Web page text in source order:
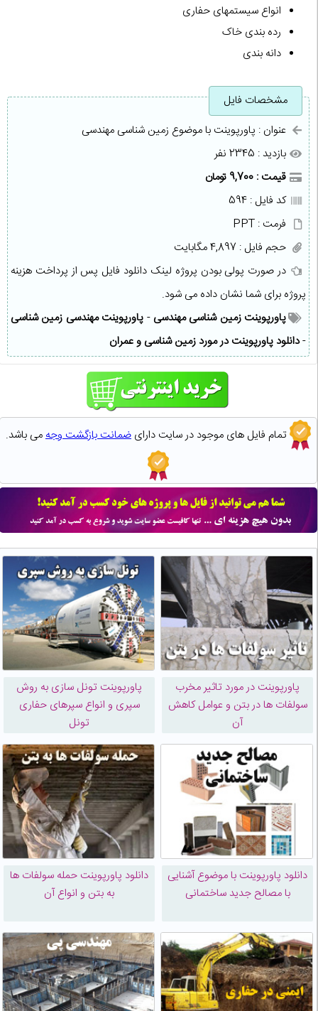
انواع سیستمهای حفاری
رده بندی خاک
دانه بندی
مشخصات فایل
عنوان : پاورپوینت با موضوع زمين شناسی مهندسی
بازدید : 2345 نفر
قیمت : 9,700 تومان
کد فایل : 594
فرمت : PPT
حجم فایل : 4,897 مگابایت
در صورت پولی بودن پروژه لینک دانلود فایل پس از پرداخت هزینه
پروژه برای شما نشان داده می شود.
پاورپوینت زمین شناسی مهندسی- پاورپوینت مهندسی زمین شناسی
-دانلود پاورپوینت در مورد زمین شناسی و عمران
تمام فایل های موجود در سایت دارای ضمانت بازگشت وجهمی باشد.
پاورپوینت در مورد تاثیر مخرب
سولفات ها در بتن و عوامل کاهش
آن
پاورپوینت تونل سازی به روش
سپری و انواع سپرهای حفاری
تونل
دانلود پاورپوینت با موضوع آشنایی
با مصالح جدید ساختمانی
دانلود پاورپوینت حمله سولفات ها
به بتن و انواع آن